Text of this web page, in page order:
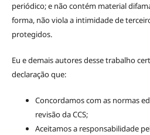
periódico; e não contém material
forma, não viola a intimidade de
protegidos.
Eu e demais autores desse trabalho
declaração que:
Concordamos com as normas
revisão da CCS;
Aceitamos a responsabilidade